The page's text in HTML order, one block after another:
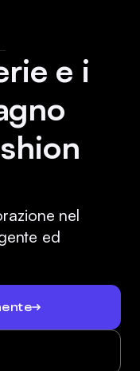
e i
nel
ed